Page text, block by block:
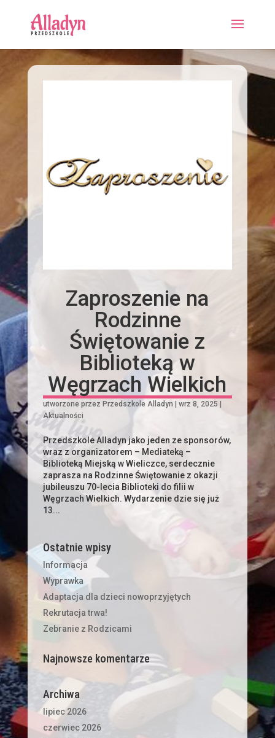
Zaproszenie na
Rodzinne
Świętowanie z
Biblioteką w
Węgrzach Wielkich
utworzone przez Przedszkole Alladyn wrz 8, 2025
Aktualności
Przedszkole Alladyn jako jeden ze sponsorów,
wraz z organizatorem – Mediateką –
Biblioteką Miejską w Wieliczce, serdecznie
zaprasza na Rodzinne Świętowanie z okazji
jubileuszu 70-lecia Biblioteki do filii w
Węgrzach Wielkich. Wydarzenie dzie się już
13...
Ostatnie wpisy
Informacja
Wyprawka
Adaptacja dla dzieci nowoprzyjętych
Rekrutacja trwa!
Zebranie z Rodzicami
Najnowsze komentarze
Archiwa
lipiec 2026
czerwiec 2026